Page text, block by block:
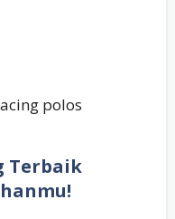
Terbaik